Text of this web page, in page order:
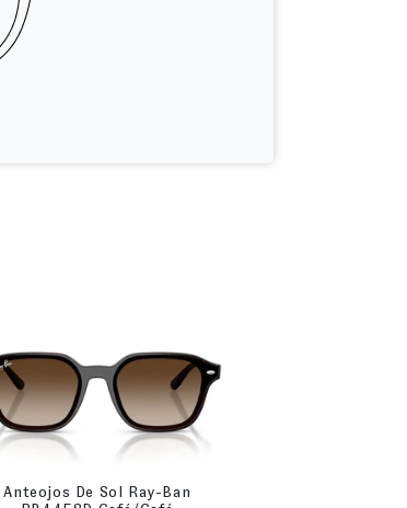
Anteojos De Sol Ray-Ban